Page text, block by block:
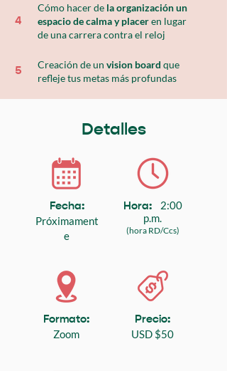
4
Cómo hacer de la organización un
espacio de calma y placeren lugar
de una carrera contra el reloj
5
Creación de un vision board que
refleje tus metas más profundas
Detalles
Fecha:
Próximament
e
Formato:
Zoom
Hora: 2:00
p.m.
(hora RD/Ccs)
Precio:
USD $50